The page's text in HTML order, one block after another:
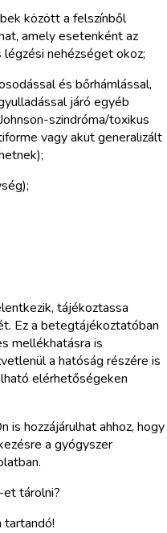
között a felszínből
amely esetenként az
nehézséget okoz;
és bőrhámlással,
járó egyéb
szindróma/toxikus
vagy akut generalizált
tájékoztassa
Ez a betegtájékoztatóban
mellékhatásra is
a hatóság részére is
elérhetőségeken
hozzájárulhat ahhoz, hogy
a gyógyszer
tárolni?